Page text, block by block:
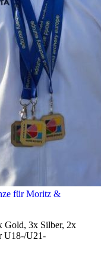
für Moritz &
Gold, 3x Silber, 2x
U18-/U21-